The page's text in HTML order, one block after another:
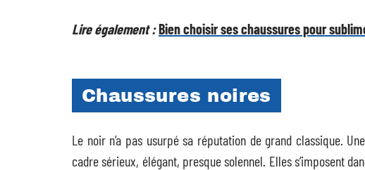
Lire également :Bien choisir ses chaussures pour
Chaussures noires
Le noir n’a pas usurpé sa réputation de grand classique.
cadre sérieux, élégant, presque solennel. Elles s’imposent